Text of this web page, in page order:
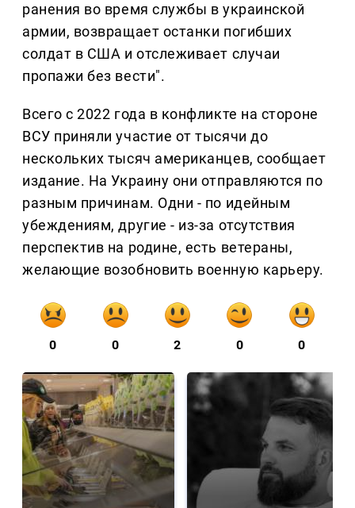
ранения во время службы в украинской
армии, возвращает останки погибших
солдат в США и отслеживает случаи
пропажи без вести".
Всего с 2022 года в конфликте на стороне
ВСУ приняли участие от тысячи до
нескольких тысяч американцев, сообщает
издание. На Украину они отправляются по
разным причинам. Одни - по идейным
убеждениям, другие - из-за отсутствия
перспектив на родине, есть ветераны,
желающие возобновить военную карьеру.
0 0 2 0 0